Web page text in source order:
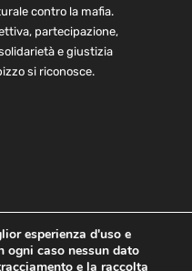
contro la mafia.
partecipazione,
e giustizia
si riconosce.
Contatti
esperienza d'uso e
ogni caso nessun dato
e la raccolta